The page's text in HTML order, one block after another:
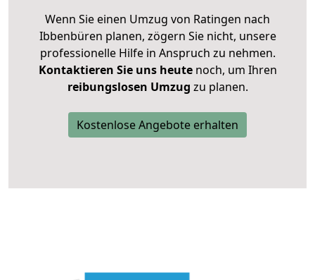
Wenn Sie einen Umzug von Ratingen nach
Ibbenbüren planen, zögern Sie nicht, unsere
professionelle Hilfe in Anspruch zu nehmen.
Kontaktieren Sie uns heutenoch, um Ihren
reibungslosen Umzug zu planen.
Kostenlose Angebote erhalten